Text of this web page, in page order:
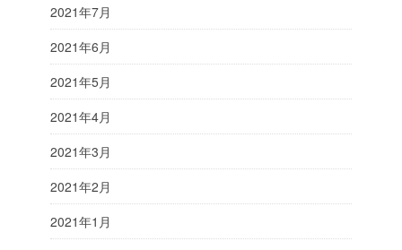
2021年7月
2021年6月
2021年5月
2021年4月
2021年3月
2021年2月
2021年1月